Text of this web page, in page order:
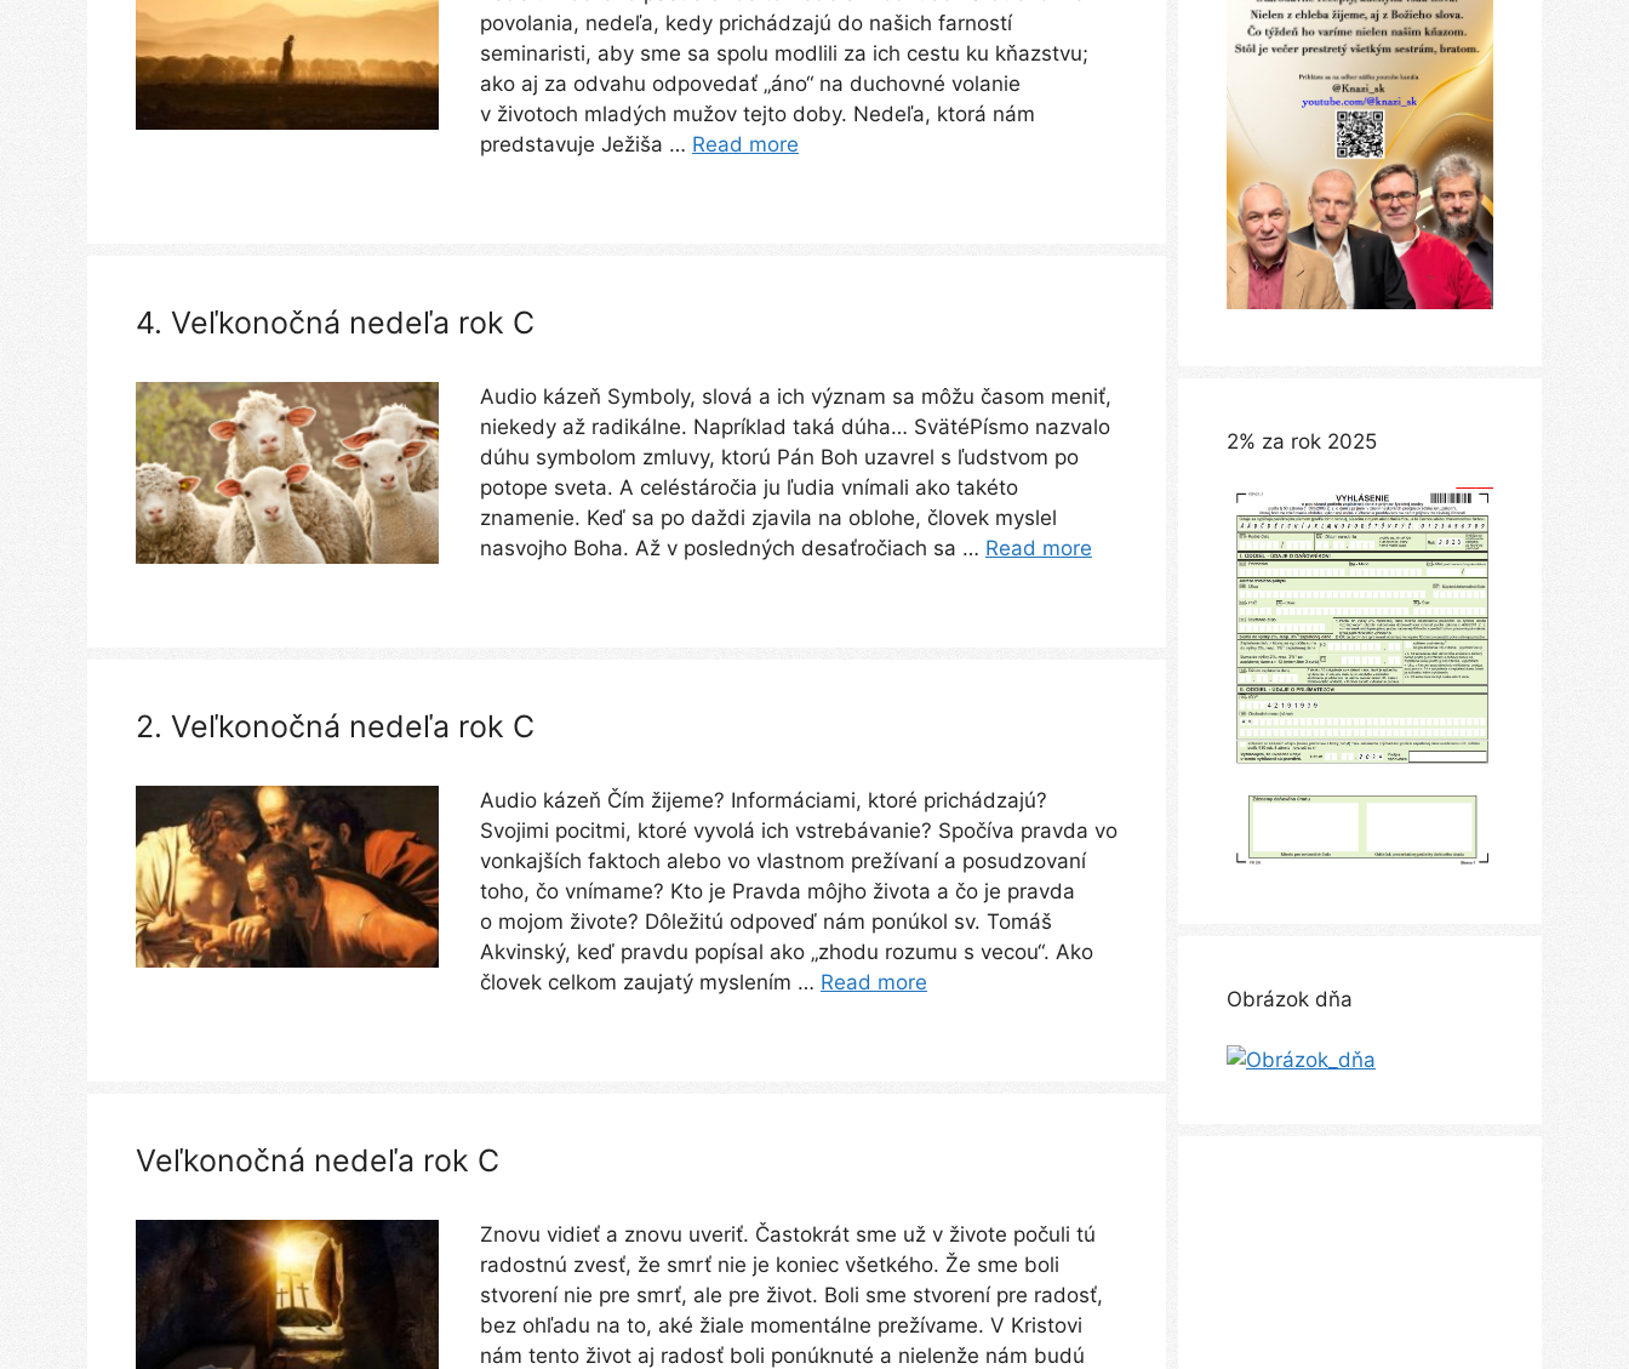
povolania, nedeľa, kedy prichádzajú do našich farností
seminaristi, aby sme sa spolu modlili za ich cestu ku kňazstvu;
ako aj za odvahu odpovedať „áno“ na duchovné volanie
v životoch mladých mužov tejto doby. Nedeľa, ktorá nám
predstavuje Ježiša … Read more
4. Veľkonočná nedeľa rok C
Audio kázeň Symboly, slová a ich význam sa môžu časom meniť,
niekedy až radikálne. Napríklad taká dúha… SvätéPísmo nazvalo
dúhu symbolom zmluvy, ktorú Pán Boh uzavrel s ľudstvom po
potope sveta. A celéstáročia ju ľudia vnímali ako takéto
znamenie. Keď sa po daždi zjavila na oblohe, človek myslel
nasvojho Boha. Až v posledných desaťročiach sa … Read more
2. Veľkonočná nedeľa rok C
Audio kázeň Čím žijeme? Informáciami, ktoré prichádzajú?
Svojimi pocitmi, ktoré vyvolá ich vstrebávanie? Spočíva pravda vo
vonkajších faktoch alebo vo vlastnom prežívaní a posudzovaní
toho, čo vnímame? Kto je Pravda môjho života a čo je pravda
o mojom živote? Dôležitú odpoveď nám ponúkol sv. Tomáš
Akvinský, keď pravdu popísal ako „zhodu rozumu s vecou“. Ako
človek celkom zaujatý myslením … Read more
Veľkonočná nedeľa rok C
Znovu vidieť a znovu uveriť. Častokrát sme už v živote počuli tú
radostnú zvesť, že smrť nie je koniec všetkého. Že sme boli
stvorení nie pre smrť, ale pre život. Boli sme stvorení pre radosť,
bez ohľadu na to, aké žiale momentálne prežívame. V Kristovi
nám tento život aj radosť boli ponúknuté a nielenže nám budú
2% za rok 2025
Obrázok dňa